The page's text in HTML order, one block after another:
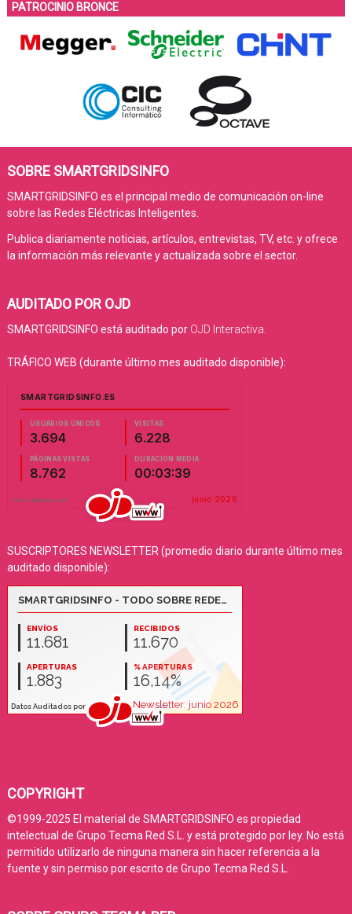
PATROCINIO BRONCE
SOBRE SMARTGRIDSINFO
SMARTGRIDSINFO es el principal medio de comunicación on-line
sobre las Redes Eléctricas Inteligentes.
Publica diariamente noticias, artículos, entrevistas, TV, etc. y ofrece
la información más relevante y actualizada sobre el sector.
AUDITADO POR OJD
SMARTGRIDSINFO está auditado por OJD Interactiva.
TRÁFICO WEB (durante último mes auditado disponible):
SUSCRIPTORES NEWSLETTER (promedio diario durante último mes
auditado disponible):
COPYRIGHT
©1999-2025 El material de SMARTGRIDSINFO es propiedad
intelectual de Grupo Tecma Red S.L. y está protegido por ley. No está
permitido utilizarlo de ninguna manera sin hacer referencia a la
fuente y sin permiso por escrito de Grupo Tecma Red S.L.